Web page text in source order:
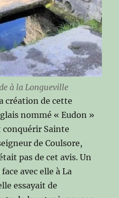
à la Longueville
création de cette
nommé « Eudon »
Sainte
de Coulsore,
pas de cet avis. Un
avec elle à La
essayait de